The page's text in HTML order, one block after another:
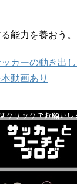
能力を養おう。
カーの動き出
動画あり